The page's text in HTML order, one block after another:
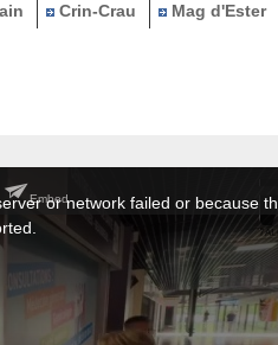
Crin-Crau Mag d'Ester